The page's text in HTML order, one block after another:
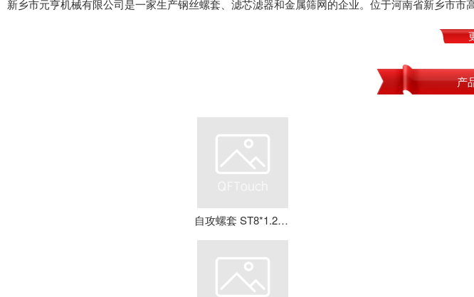
新乡市元亨机械有限公司是一家生产钢丝螺套、滤芯滤器和金属筛网的企业。位于河南省新乡市市
产
自攻螺套 ST8*1.25*16 钢丝螺套 牙套 护套 元亨机械